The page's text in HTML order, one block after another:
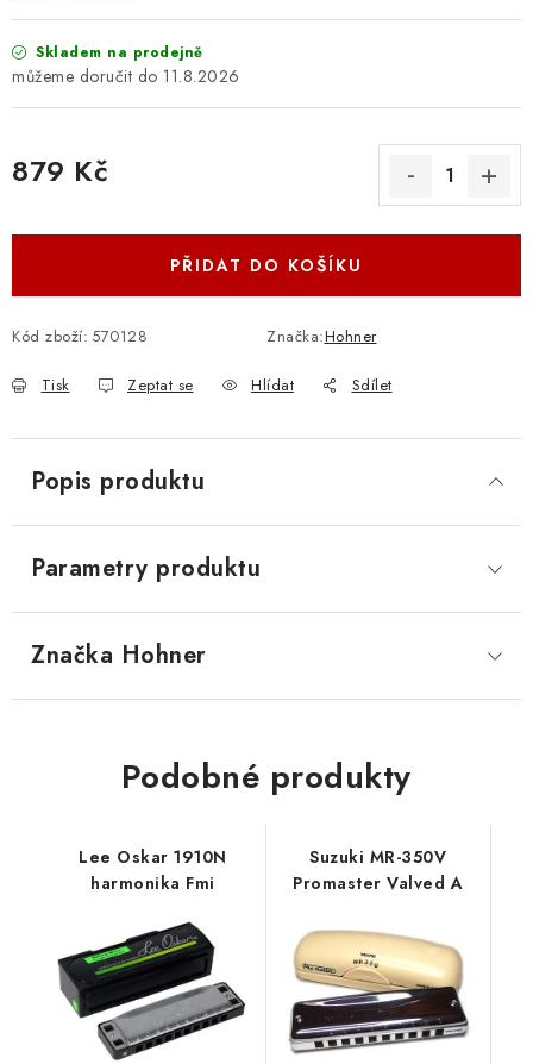
O E-SHOPU
OBCHODNÍ PODMÍNKY
O E-SHOPU
BLOG
ZÁSADY ZPRACOVÁNÍ OSOBNÍCH ÚDAJŮ
Skladem na prodejně
11.8.2026
879 Kč
PŘIDAT DO KOŠÍKU
Kód zboží: 570128 Značka:Hohner
Tisk Zeptat se Hlídat Sdílet
Popis produktu
Parametry produktu
Značka Hohner
Podobné produkty
Lee Oskar 1910N
harmonika Fmi
Suzuki MR-350V
Promaster Valved A